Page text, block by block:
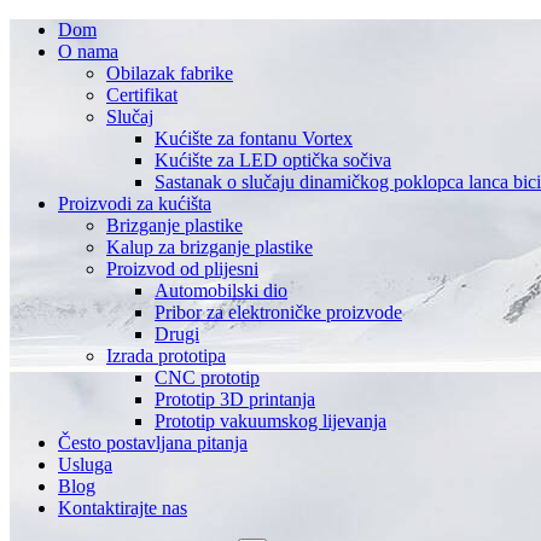
Dom
O nama
Obilazak fabrike
Certifikat
Slučaj
Kućište za fontanu Vortex
Kućište za LED optička sočiva
Sastanak o slučaju dinamičkog poklopca lanca
Proizvodi za kućišta
Brizganje plastike
Kalup za brizganje plastike
Proizvod od plijesni
Automobilski dio
Pribor za elektroničke proizvode
Drugi
Izrada prototipa
CNC prototip
Prototip 3D printanja
Prototip vakuumskog lijevanja
Često postavljana pitanja
Usluga
Blog
Kontaktirajte nas